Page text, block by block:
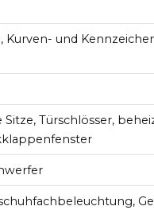
Kurven- und
Türschlösser,